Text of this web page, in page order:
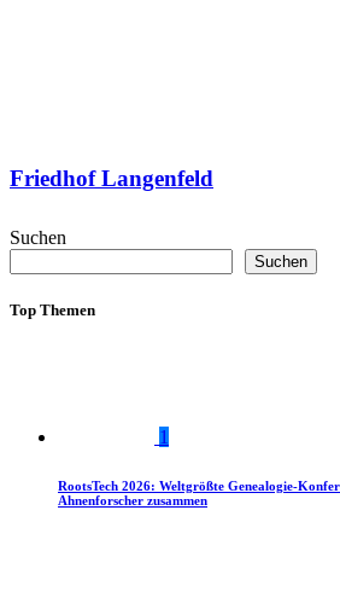
Friedhof Langenfeld
Suchen
Suchen
Top Themen
1
RootsTech 2026: Weltgrößte Genealogie-
Ahnenforscher zusammen